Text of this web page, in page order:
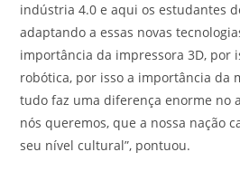
indústria 4.0 e aqui os estudantes
adaptando a essas novas
importância da impressora 3D, por
robótica, por isso a importância da
tudo faz uma diferença enorme no
nós queremos, que a nossa nação
seu nível cultural”, pontuou.